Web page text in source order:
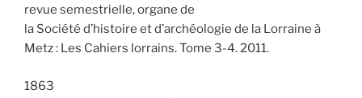
revue semestrielle, organe de
la Société d’histoire et d’archéologie de la Lorraine à
Metz : Les Cahiers lorrains. Tome 3-4. 2011.
1863